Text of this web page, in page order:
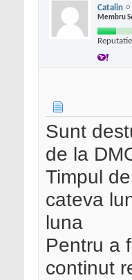
Catalin
Membru
Sunt
de la
Timpul
cateva
luna
Pentru a
continut